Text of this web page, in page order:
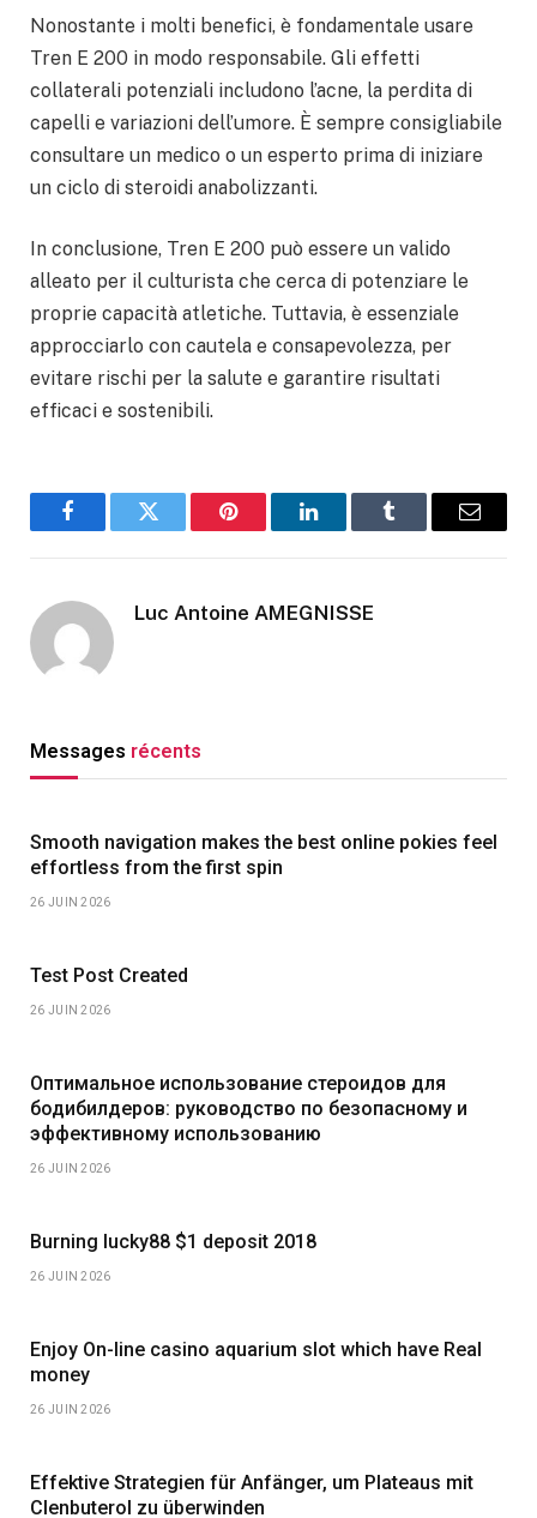
Nonostante i molti benefici, è fondamentale usare
Tren E 200 in modo responsabile. Gli effetti
collaterali potenziali includono l’acne, la perdita di
capelli e variazioni dell’umore. È sempre consigliabile
consultare un medico o un esperto prima di iniziare
un ciclo di steroidi anabolizzanti.
In conclusione, Tren E 200 può essere un valido
alleato per il culturista che cerca di potenziare le
proprie capacità atletiche. Tuttavia, è essenziale
approcciarlo con cautela e consapevolezza, per
evitare rischi per la salute e garantire risultati
efficaci e sostenibili.
FacebookTwitter Pinterest LinkedInTumblr Email
Luc Antoine AMEGNISSE
Messages récents
Smooth navigation makes the best online pokies feel
effortless from the first spin
26 JUIN 2026
Test Post Created
26 JUIN 2026
Оптимальное использование стероидов для
бодибилдеров: руководство по безопасному и
эффективному использованию
26 JUIN 2026
Burning lucky88 $1 deposit 2018
26 JUIN 2026
Enjoy On-line casino aquarium slot which have Real
money
26 JUIN 2026
Effektive Strategien für Anfänger, um Plateaus mit
Clenbuterol zu überwinden